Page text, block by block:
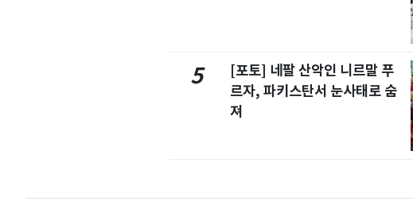
5
[포토] 네팔 산악인 니르말 푸
르자, 파키스탄서 눈사태로 숨
져